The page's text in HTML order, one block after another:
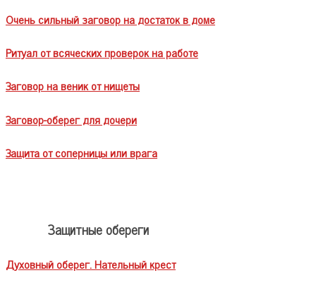
Очень сильный заговор на достаток в доме
Ритуал от всяческих проверок на работе
Заговор на веник от нищеты
Заговор-оберег для дочери
Защита от соперницы или врага
Защитные обереги
Духовный оберег. Нательный крест